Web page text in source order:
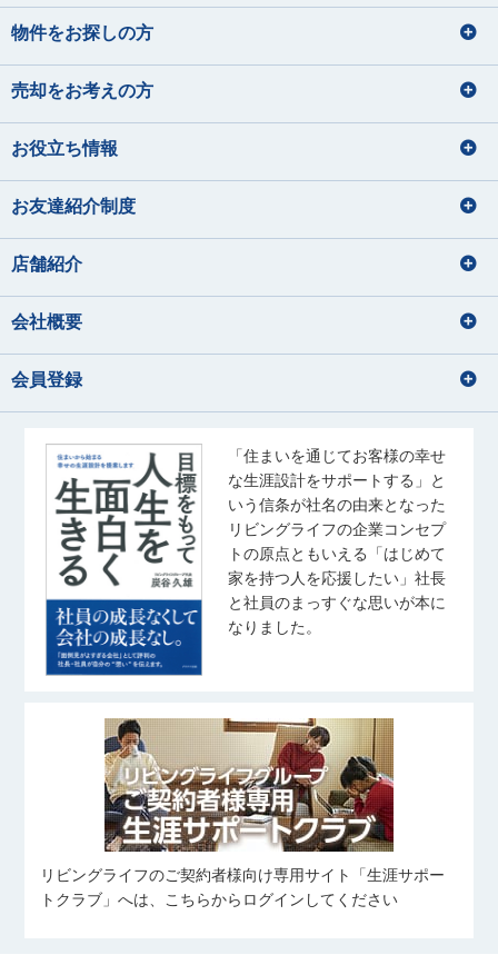
物件をお探しの方
売却をお考えの方
お役立ち情報
お友達紹介制度
店舗紹介
会社概要
会員登録
「住まいを通じてお客様の幸せ
な生涯設計をサポートする」と
いう信条が社名の由来となった
リビングライフの企業コンセプ
トの原点ともいえる「はじめて
家を持つ人を応援したい」社長
と社員のまっすぐな思いが本に
なりました。
リビングライフのご契約者様向け専用サイト「生涯サポー
トクラブ」へは、こちらからログインしてください